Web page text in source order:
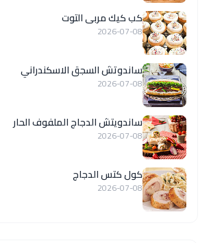
كب كيك مربى التوت
2026-07-08
ساندوتش السجق الاسكندراني
2026-07-08
ساندويتش الدجاج الملفوف الحار
2026-07-08
كول كتس الدجاج
2026-07-08